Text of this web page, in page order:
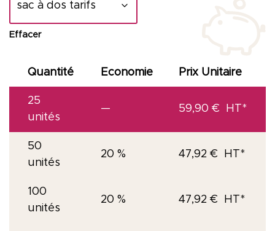
Effacer
Quantité Economie Prix Unitaire
25
unités
— 59,90 €
50
unités
20 % 47,92 €
100
unités
20 % 47,92 €